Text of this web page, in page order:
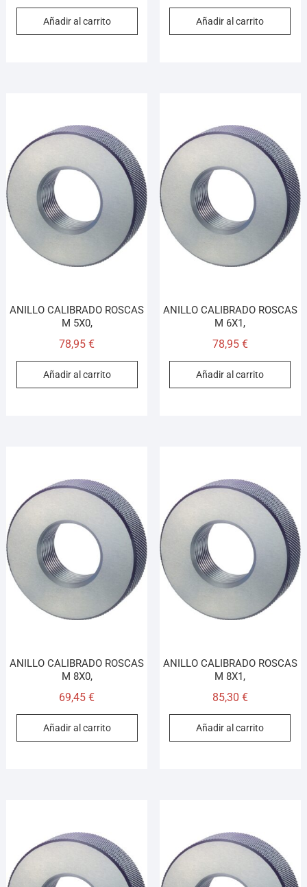
Añadir al carrito Añadir al carrito
ANILLO CALIBRADO ROSCAS
M 5X0,
78,95€
Añadir al carrito
ANILLO CALIBRADO ROSCAS
M 6X1,
78,95 €
Añadir al carrito
ANILLO CALIBRADO ROSCAS
M 8X0,
69,45€
Añadir al carrito
ANILLO CALIBRADO ROSCAS
M 8X1,
85,30 €
Añadir al carrito